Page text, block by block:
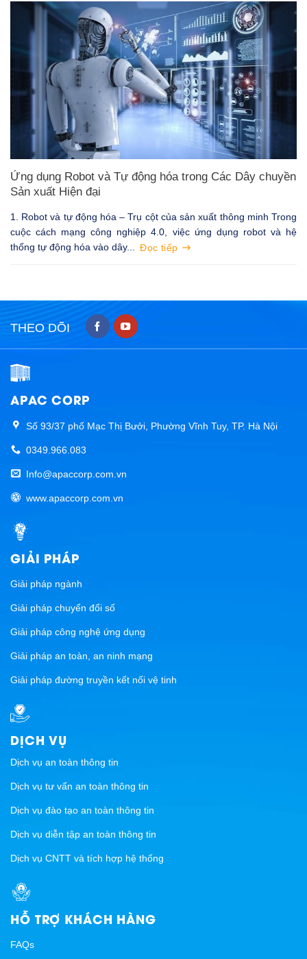
Ứng dụng Robot và Tự động hóa trong Các Dây chuyền
Sản xuất Hiện đại
1. Robot và tự động hóa – Trụ cột của sản xuất thông minh Trong
cuộc cách mạng công nghiệp 4.0, việc ứng dụng robot và hệ
thống tự động hóa vào dây...
Đọc tiếp
THEO DÕI
APAC CORP
Số 93/37 phố Mạc Thị Bưởi, Phường Vĩnh Tuy, TP. Hà Nội
0349.966.083
Info@apaccorp.com.vn
www.apaccorp.com.vn
GIẢI PHÁP
Giải pháp ngành
Giải pháp chuyển đổi số
Giải pháp công nghệ ứng dụng
Giải pháp an toàn, an ninh mạng
Giải pháp đường truyền kết nối vệ tinh
DỊCH VỤ
Dịch vụ an toàn thông tin
Dịch vụ tư vấn an toàn thông tin
Dịch vụ đào tạo an toàn thông tin
Dịch vụ diễn tập an toàn thông tin
Dịch vụ CNTT và tích hợp hệ thống
HỖ TRỢ KHÁCH HÀNG
FAQs